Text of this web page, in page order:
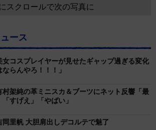
スクロールで次の写真に
ース
女コスプレイヤーが見せたギャップ過ぎる変化
らんやろ！！！」
村架純の革ミニスカ＆ブーツにネット反響「最
すげえ」「やばい」
岡里帆 大胆肩出しデコルテで魅了